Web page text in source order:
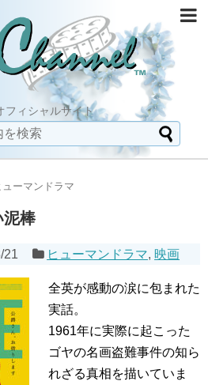
フィシャルサイト
ューマンドラマ
泥棒
21 ヒューマンドラマ, 映画
全英が感動の涙に包まれた
実話。
1961年に実際に起こった
ゴヤの名画盗難事件の知ら
れざる真相を描いていま